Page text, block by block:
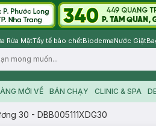
Rửa MặtTẩy tế bào chếtBiodermaNước Giặt
MỚI VỀ BÁN CHẠY CLINIC & SPA
30 - DBB005111XDG30